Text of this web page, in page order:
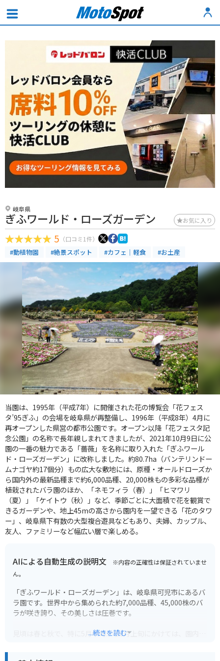
岐阜県
ぎふワールド・ローズガーデン お気に入り
5 （口コミ1件）
#動植物園 #絶景スポット #カフェ｜軽食 #お土産
当園は、1995年（平成7年）に開催された花の博覧会「花フェス
タ’95ぎふ」の会場を岐阜県が再整備し、1996年（平成8年）4月に
再オープンした県営の都市公園です。オープン以降「花フェスタ記
念公園」の名称で長年親しまれてきましたが、2021年10月9日に公
園の一番の魅力である「薔薇」を名称に取り入れた「ぎふワール
ド・ローズガーデン」に改称しました。約80.7ha（バンテリンドー
ムナゴヤ約17個分）もの広大な敷地には、原種・オールドローズか
ら国内外の最新品種まで約6,000品種、20,000株もの多彩な品種が
植栽されたバラ園のほか、「ネモフィラ（春）」「ヒマワリ
（夏）」「ケイトウ（秋）」など、季節ごとに大面積で花を観賞で
きるガーデンや、地上45mの高さから園内を一望できる「花のタワ
ー」、岐阜県下有数の大型複合遊具などもあり、夫婦、カップル、
友人、ファミリーなど幅広い層で楽しめる。
AIによる自動生成の説明文 ※内容の正確性は保証されていませ
ん。
「ぎふワールド・ローズガーデン」は、岐阜県可児市にあるバ
ラ園です。世界中から集められた約7,000品種、45,000株のバ
ラが咲き誇り、その美しさは圧巻です。
見頃は春と秋で、特に5月中旬から6月上旬にかけては、園内が
...続きを読む